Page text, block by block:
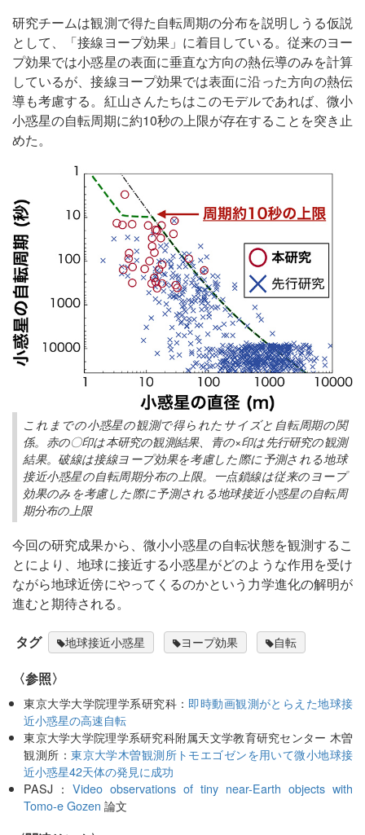
研究チームは観測で得た自転周期の分布を説明しうる仮説
として、「接線ヨープ効果」に着目している。従来のヨー
プ効果では小惑星の表面に垂直な方向の熱伝導のみを計算
しているが、接線ヨープ効果では表面に沿った方向の熱伝
導も考慮する。紅山さんたちはこのモデルであれば、微小
小惑星の自転周期に約10秒の上限が存在することを突き止
めた。
これまでの小惑星の観測で得られたサイズと自転周期の関
係。赤の〇印は本研究の観測結果、青の×印は先行研究の観測
結果。破線は接線ヨープ効果を考慮した際に予測される地球
接近小惑星の自転周期分布の上限。一点鎖線は従来のヨープ
効果のみを考慮した際に予測される地球接近小惑星の自転周
期分布の上限
今回の研究成果から、微小小惑星の自転状態を観測するこ
とにより、地球に接近する小惑星がどのような作用を受け
ながら地球近傍にやってくるのかという力学進化の解明が
進むと期待される。
タグ 地球接近小惑星 ヨープ効果 自転
〈参照〉
東京大学大学院理学系研究科： 即時動画観測がとらえた地球接
近小惑星の高速自転
東京大学大学院理学系研究科附属天文学教育研究センター 木曽
観測所：東京大学木曽観測所トモエゴゼンを用いて微小地球接
近小惑星42天体の発見に成功
PASJ：Video observations of tiny near-Earth objects with
Tomo-e Gozen 論文